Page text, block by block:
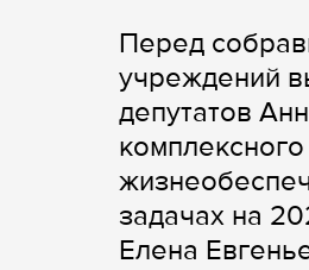
Перед
учреждений
депутатов
задачах на
Елена